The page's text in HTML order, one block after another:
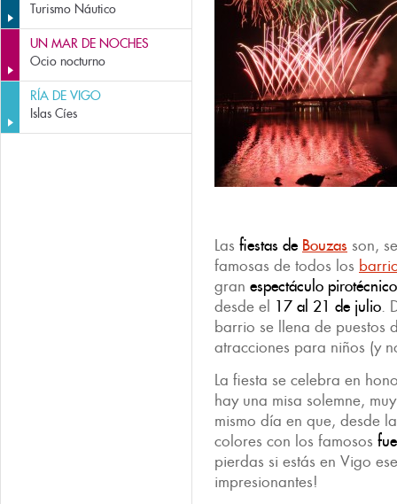
Turismo Náutico
UN MAR DE NOCHES
Ocio nocturno
RÍA DE VIGO
Islas Cíes
Las fiestas de Bouzas son,
famosas de todos los
gran espectáculo pirotécnico
desde el 17 al 21 de julio.
barrio se llena de puestos
atracciones para niños (y
La fiesta se celebra en
hay una misa solemne,
mismo día en que, desde
colores con los famosos
pierdas si estás en Vigo
impresionantes!